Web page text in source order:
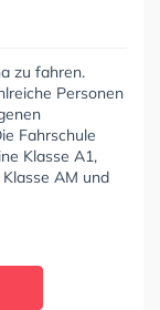
zu fahren.
Personen
Fahrschule
Klasse A1,
AM und